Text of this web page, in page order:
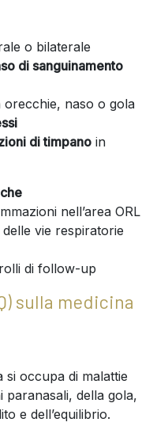
o bilaterale
di sanguinamento
orecchie, naso o gola
di timpano in
nell’area ORL
vie respiratorie
di follow-up
sulla medicina
si occupa di malattie
paranasali, della gola,
e dell’equilibrio.